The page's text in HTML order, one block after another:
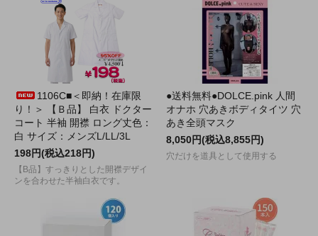
1106C■＜即納！在庫限
り！＞ 【Ｂ品】 白衣 ドクター
コート 半袖 開襟 ロング丈色：
白 サイズ：メンズL/LL/3L
198円(税込218円)
【B品】すっきりとした開襟デザイ
ンを合わせた半袖白衣です。
●送料無料●DOLCE.pink 人間
オナホ 穴あきボディタイツ 穴
あき全頭マスク
8,050円(税込8,855円)
穴だけを道具として使用する